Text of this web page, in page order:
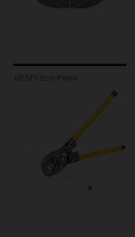
REMS Eco-Press